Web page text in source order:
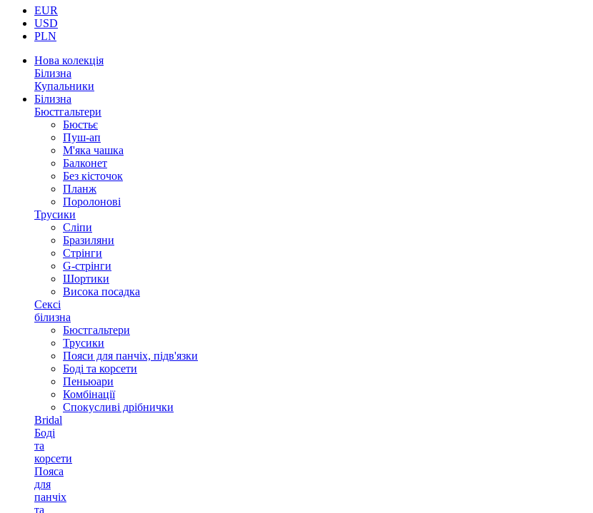
EUR
USD
PLN
Нова колекція
Білизна
Купальники
Білизна
Бюстгальтери
Бюстьє
Пуш-ап
М'яка чашка
Балконет
Без кісточок
Планж
Поролонові
Трусики
Сліпи
Бразиляни
Стрінги
G-стрінги
Шортики
Висока посадка
Сексі
білизна
Бюстгальтери
Трусики
Пояси для панчіх, підв'язки
Боді та корсети
Пеньюари
Комбінації
Спокусливі дрібнички
Bridal
Боді
та
корсети
Пояса
для
панчіх
та